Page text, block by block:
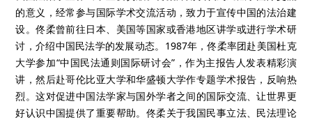
的意义，经常参与国际学术交流活动，致力于宣传中国的法治建
设。佟柔曾前往日本、美国等国家或香港地区讲学或进行学术研
讨，介绍中国民法学的发展动态。 1987年，佟柔率团赴美国杜克
大学参加“中国民法通则国际研讨会” ，作为主报告人发表精彩演
讲，然后赴哥伦比亚大学和华盛顿大学作专题学术报告，反响热
烈。这对促进中国法学家与国外学者之间的国际交流、让世界更
好认识中国提供了重要帮助。佟柔关于我国民事立法、民法理论